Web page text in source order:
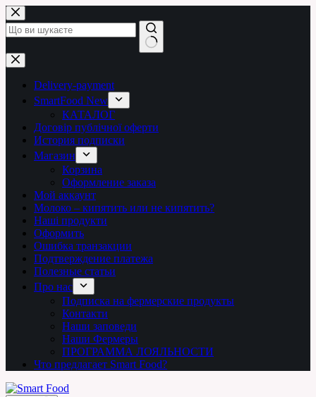
Перейти
до
вмісту
Немає
результатів
Delivery-payment
SmartFood New
КАТАЛОГ
Договір публічної оферти
История подписки
Магазин
Корзина
Оформление заказа
Мой аккаунт
Молоко – кипятить или не кипятить?
Наші продукти
Оформить
Ошибка транзакции
Подтверждение платежа
Полезные статьи
Про нас
Подписка на фермерские продукты
Контакти
Наши заповеди
Наши Фермеры
ПРОГРАММА ЛОЯЛЬНОСТИ
Что предлагает Smart Food?